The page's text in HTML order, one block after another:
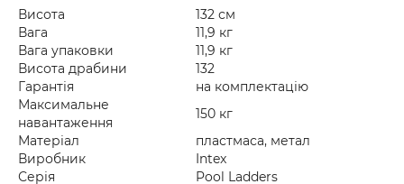
Висота
132 см
Вага
11,9 кг
Вага упаковки
11,9 кг
Висота драбини
132
Гарантія
на комплектацію
Максимальне
навантаження
150 кг
Матеріал
пластмаса, метал
Виробник
Intex
Серія
Pool Ladders